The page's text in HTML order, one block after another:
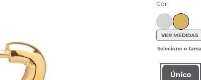
Cor:
Ir para
VER MEDIDAS
Único